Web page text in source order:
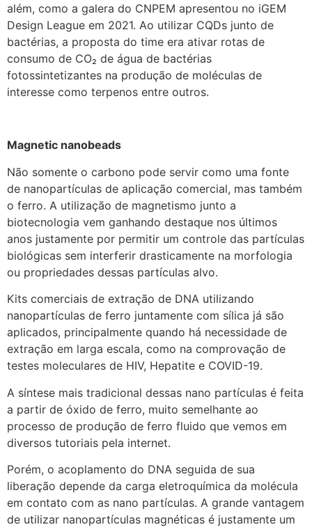
além, como a galera do CNPEM apresentou no iGEM
Design League em 2021. Ao utilizar CQDs junto de
bactérias, a proposta do time era ativar rotas de
consumo de CO₂ de água de bactérias
fotossintetizantes na produção de moléculas de
interesse como terpenos entre outros.
Magnetic nanobeads
Não somente o carbono pode servir como uma fonte
de nanopartículas de aplicação comercial, mas também
o ferro. A utilização de magnetismo junto a
biotecnologia vem ganhando destaque nos últimos
anos justamente por permitir um controle das partículas
biológicas sem interferir drasticamente na morfologia
ou propriedades dessas partículas alvo.
Kits comerciais de extração de DNA utilizando
nanopartículas de ferro juntamente com sílica já são
aplicados, principalmente quando há necessidade de
extração em larga escala, como na comprovação de
testes moleculares de HIV, Hepatite e COVID-19.
A síntese mais tradicional dessas nano partículas é feita
a partir de óxido de ferro, muito semelhante ao
processo de produção de ferro fluido que vemos em
diversos tutoriais pela internet.
Porém, o acoplamento do DNA seguida de sua
liberação depende da carga eletroquímica da molécula
em contato com as nano partículas. A grande vantagem
de utilizar nanopartículas magnéticas é justamente um